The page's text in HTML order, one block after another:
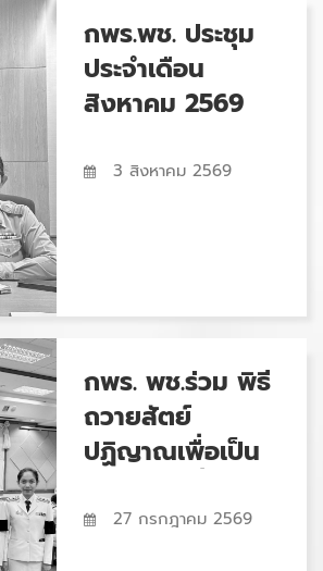
กพร.พช. ประชุม
ประจำเดือน
สิงหาคม 2569
3 สิงหาคม 2569
กพร. พช.ร่วม พิธี
ถวายสัตย์
ปฏิญาณเพื่อเป็น
พลังของแผ่นดิน
27 กรกฎาคม 2569